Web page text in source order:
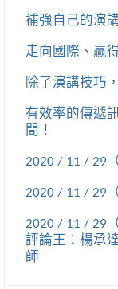
補強自己的演
走向國際、贏
除了演講技巧
有效率的傳遞
間！
2020 / 11 / 29
2020 / 11 / 29
2020 / 11 / 29
評論王：楊承
師